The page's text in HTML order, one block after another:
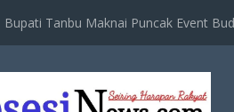
Bupati Tanbu Maknai Puncak Event